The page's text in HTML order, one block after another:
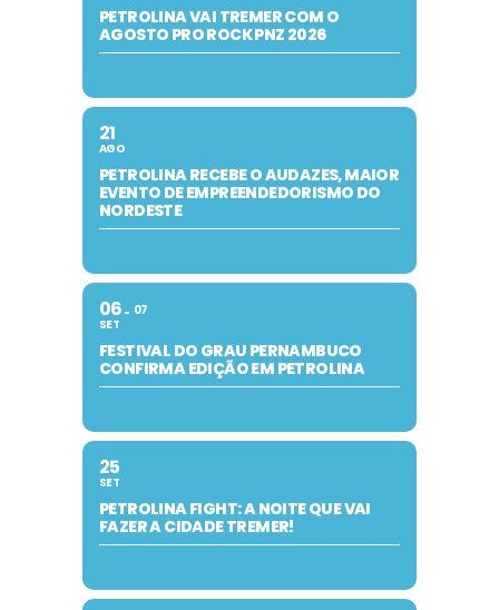
PETROLINA VAI TREMER COM O
AGOSTO PRO ROCK PNZ 2026
21
AGO
PETROLINA RECEBE O AUDAZES, MAIOR
EVENTO DE EMPREENDEDORISMO DO
NORDESTE
06
SET
07
FESTIVAL DO GRAU PERNAMBUCO
CONFIRMA EDIÇÃO EM PETROLINA
25
SET
PETROLINA FIGHT: A NOITE QUE VAI
FAZER A CIDADE TREMER!